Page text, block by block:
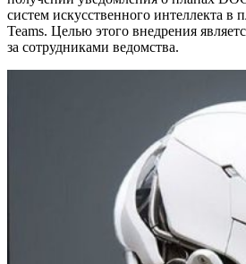
систем искусственного интеллекта в
Teams. Целью этого внедрения
за сотрудниками ведомства.